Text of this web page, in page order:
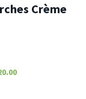
Crème